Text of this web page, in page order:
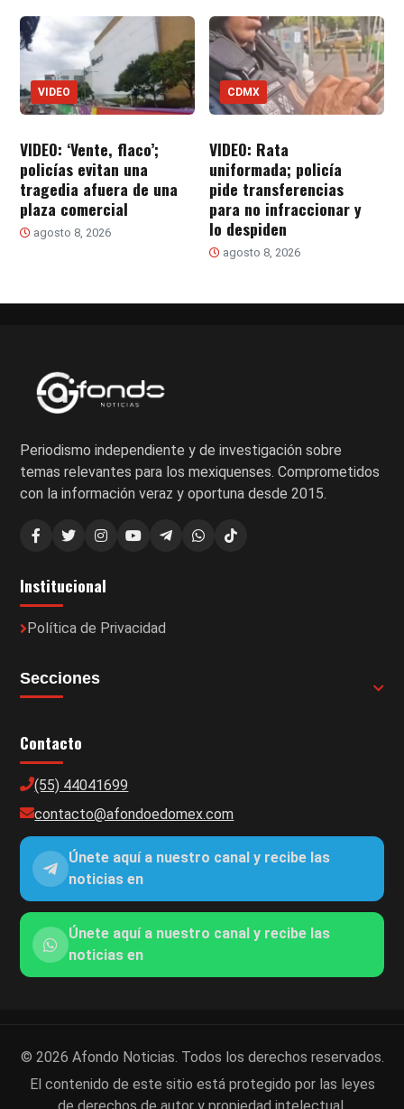
VIDEO
VIDEO: ‘Vente, flaco’;
policías evitan una
tragedia afuera de una
plaza comercial
agosto 8, 2026
CDMX
VIDEO: Rata
uniformada; policía
pide transferencias
para no infraccionar y
lo despiden
agosto 8, 2026
Periodismo independiente y de investigación sobre
temas relevantes para los mexiquenses. Comprometidos
con la información veraz y oportuna desde 2015.
Institucional
Política de Privacidad
Secciones
Contacto
(55) 44041699
contacto@afondoedomex.com
Únete aquí a nuestro canal y recibe las
noticias en
Únete aquí a nuestro canal y recibe las
noticias en
© 2026 Afondo Noticias. Todos los derechos reservados.
El contenido de este sitio está protegido por las leyes